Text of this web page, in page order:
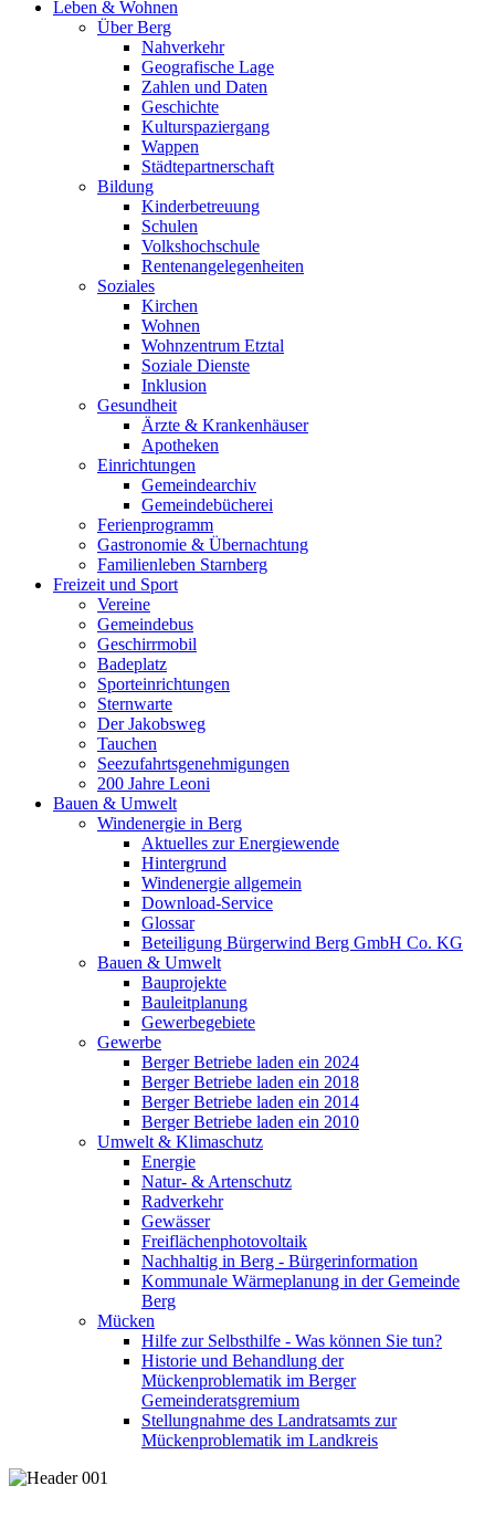
Leben & Wohnen
Über Berg
Nahverkehr
Geografische Lage
Zahlen und Daten
Geschichte
Kulturspaziergang
Wappen
Städtepartnerschaft
Bildung
Kinderbetreuung
Schulen
Volkshochschule
Rentenangelegenheiten
Soziales
Kirchen
Wohnen
Wohnzentrum Etztal
Soziale Dienste
Inklusion
Gesundheit
Ärzte & Krankenhäuser
Apotheken
Einrichtungen
Gemeindearchiv
Gemeindebücherei
Ferienprogramm
Gastronomie & Übernachtung
Familienleben Starnberg
Freizeit und Sport
Vereine
Gemeindebus
Geschirrmobil
Badeplatz
Sporteinrichtungen
Sternwarte
Der Jakobsweg
Tauchen
Seezufahrtsgenehmigungen
200 Jahre Leoni
Bauen & Umwelt
Windenergie in Berg
Aktuelles zur Energiewende
Hintergrund
Windenergie allgemein
Download-Service
Glossar
Beteiligung Bürgerwind Berg GmbH Co. KG
Bauen & Umwelt
Bauprojekte
Bauleitplanung
Gewerbegebiete
Gewerbe
Berger Betriebe laden ein 2024
Berger Betriebe laden ein 2018
Berger Betriebe laden ein 2014
Berger Betriebe laden ein 2010
Umwelt & Klimaschutz
Energie
Natur- & Artenschutz
Radverkehr
Gewässer
Freiflächenphotovoltaik
Nachhaltig in Berg - Bürgerinformation
Kommunale Wärmeplanung in der Gemeinde
Berg
Mücken
Hilfe zur Selbsthilfe - Was können Sie tun?
Historie und Behandlung der
Mückenproblematik im Berger
Gemeinderatsgremium
Stellungnahme des Landratsamts zur
Mückenproblematik im Landkreis